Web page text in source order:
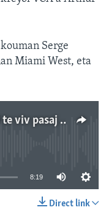
Serge
Miami West, eta
Serge Michel ap dekri kòman li te viv pasaj siklòn Irma a nan Miami West, eta Florid.
8:19
Direct link